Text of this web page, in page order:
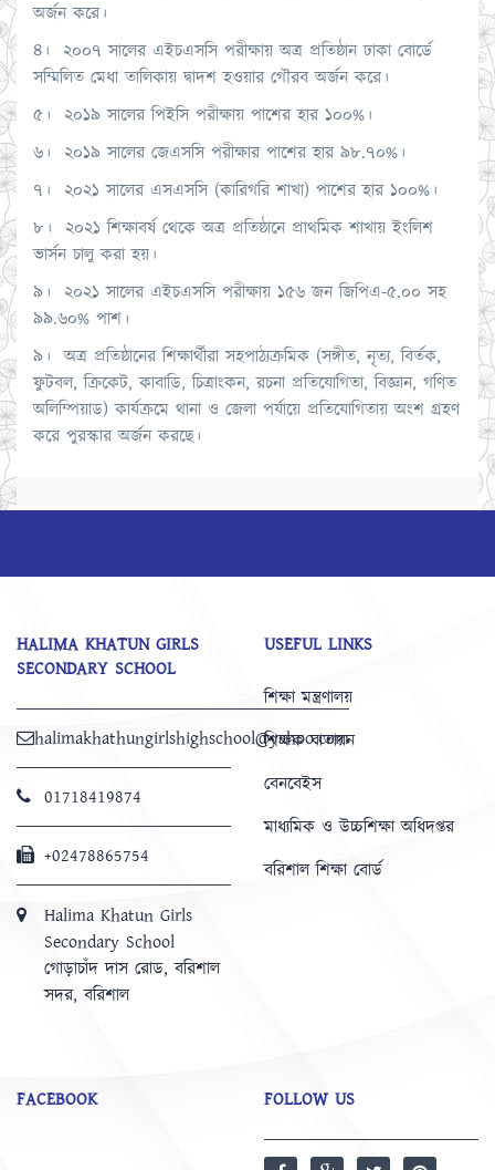
অর্জন করে।
৪। ২০০৭ সালের এইচএসসি পরীক্ষায় অত্র প্রতিষ্ঠান ঢাকা বোর্ডে
সম্মিলিত মেধা তালিকায় দ্বাদশ হওয়ার গৌরব অর্জন করে।
৫। ২০১৯ সালের পিইসি পরীক্ষায় পাশের হার ১০০%।
৬। ২০১৯ সালের জেএসসি পরীক্ষার পাশের হার ৯৮.৭০%।
৭। ২০২১ সালের এসএসসি (কারিগরি শাখা) পাশের হার ১০০%।
৮। ২০২১ শিক্ষাবর্ষ থেকে অত্র প্রতিষ্ঠানে প্রাথমিক শাখায় ইংলিশ
ভার্সন চালু করা হয়।
৯। ২০২১ সালের এইচএসসি পরীক্ষায় ১৫৬ জন জিপিএ-৫.০০ সহ
৯৯.৬০% পাশ।
৯। অত্র প্রতিষ্ঠানের শিক্ষার্থীরা সহপাঠ্যক্রমিক (সঙ্গীত, নৃত্য, বির্তক,
ফুটবল, ক্রিকেট, কাবাডি, চিত্রাংকন, রচনা প্রতিযোগিতা, বিজ্ঞান, গণিত
অলিম্পিয়াড) কার্যক্রমে থানা ও জেলা পর্যায়ে প্রতিযোগিতায় অংশ গ্রহণ
করে পুরস্কার অর্জন করছে।
HALIMA KHATUN GIRLS
SECONDARY SCHOOL
halimakhathungirlshighschool@yahoo.com
01718419874
+02478865754
Halima Khatun Girls
Secondary School
গোড়াচাঁদ দাস রোড, বরিশাল
সদর, বরিশাল
USEFUL LINKS
শিক্ষা মন্ত্রণালয়
শিক্ষক বাতায়ন
বেনবেইস
মাধ্যমিক ও উচ্চশিক্ষা অধিদপ্তর
বরিশাল শিক্ষা বোর্ড
FACEBOOK FOLLOW US